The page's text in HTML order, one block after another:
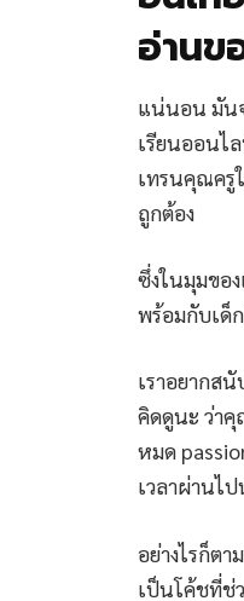
อ่านข
แน่นอน มันจ
เรียนออนไ
เทรนคุณครู
ถูกต้อง
ซึ่งในมุมขอ
พร้อมกับเด็
เราอยากส
คิดดูนะ ว่าคุ
หมด
เวลาผ่านไ
อย่างไรก็ต
เป็นโค้ชที่ช่